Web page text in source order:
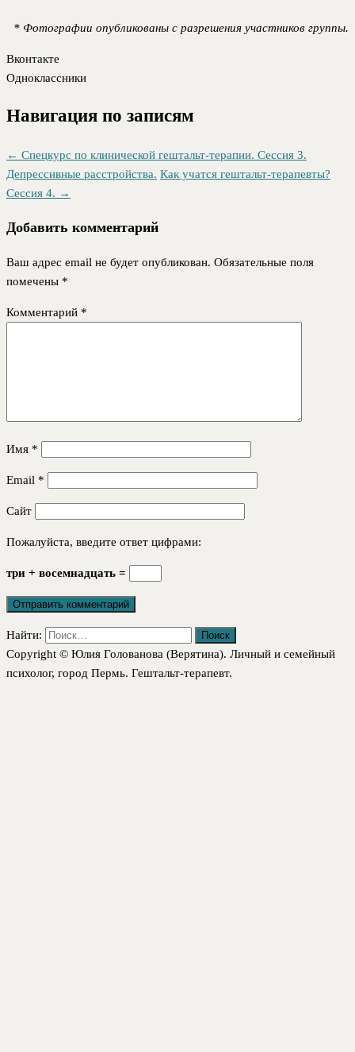
* Фотографии опубликованы с разрешения участников группы.
Вконтакте
Одноклассники
Навигация по записям
← Спецкурс по клинической гештальт-терапии. Сессия 3.
Депрессивные расстройства. Как учатся гештальт-терапевты?
Сессия 4. →
Добавить комментарий
Ваш адрес email не будет опубликован. Обязательные поля
помечены *
Комментарий *
Имя *
Email *
Сайт
Пожалуйста, введите ответ цифрами:
три + восемнадцать =
Найти:
Copyright © Юлия Голованова (Верятина). Личный и семейный
психолог, город Пермь. Гештальт-терапевт.